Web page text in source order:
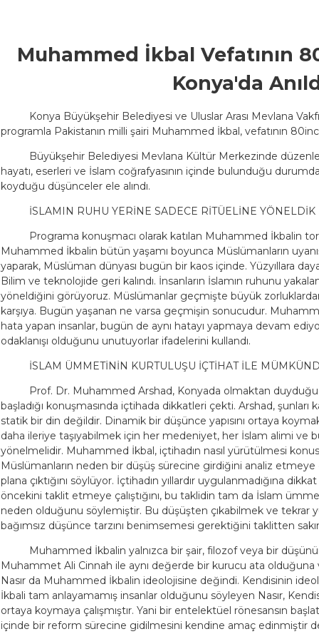
Muhammed İkbal Vefatının
Konya'da
Konya Büyükşehir Belediyesi ve Uluslar Arası Mevlana
programla Pakistanın milli şairi Muhammed İkbal, vefatının
Büyükşehir Belediyesi Mevlana Kültür Merkezinde
hayatı, eserleri ve İslam coğrafyasının içinde bulunduğu
koyduğu düşünceler ele alındı.
İSLAMIN RUHU YERİNE SADECE RİTÜELİNE YÖNELDİK
Programa konuşmacı olarak katılan Muhammed İkbalin
Muhammed İkbalin bütün yaşamı boyunca Müslümanların
yaparak, Müslüman dünyası bugün bir kaos içinde. Yüzyıllara
Bilim ve teknolojide geri kalındı. İnsanların İslamın ruhunu
yöneldiğini görüyoruz. Müslümanlar geçmişte büyük
karşıya. Bugün yaşanan ne varsa geçmişin sonucudur.
hata yapan insanlar, bugün de aynı hatayı yapmaya devam
odaklanışı olduğunu unutuyorlar ifadelerini kullandı.
İSLAM ÜMMETİNİN KURTULUŞU İÇTİHAT İLE
Prof. Dr. Muhammed Arshad, Konyada olmaktan
başladığı konuşmasında içtihada dikkatleri çekti. Arshad, şunları
statik bir din değildir. Dinamik bir düşünce yapısını ortaya
daha ileriye taşıyabilmek için her medeniyet, her İslam alimi ve
yönelmelidir. Muhammed İkbal, içtihadın nasıl yürütülmesi
Müslümanların neden bir düşüş sürecine girdiğini analiz etmeye
plana çıktığını söylüyor. İçtihadın yıllardır uygulanmadığına
öncekini taklit etmeye çalıştığını, bu taklidin tam da İslam
neden olduğunu söylemiştir. Bu düşüşten çıkabilmek ve tekrar
bağımsız düşünce tarzını benimsemesi gerektiğini taklitten
Muhammed İkbalin yalnızca bir şair, filozof veya bir
Muhammet Ali Cinnah ile aynı değerde bir kurucu ata
Nasır da Muhammed İkbalin ideolojisine değindi. Kendisinin
İkbali tam anlayamamış insanlar olduğunu söyleyen Nasır,
ortaya koymaya çalışmıştır. Yani bir entelektüel rönesansın
içinde bir reform sürecine gidilmesini kendine amaç edinmiştir